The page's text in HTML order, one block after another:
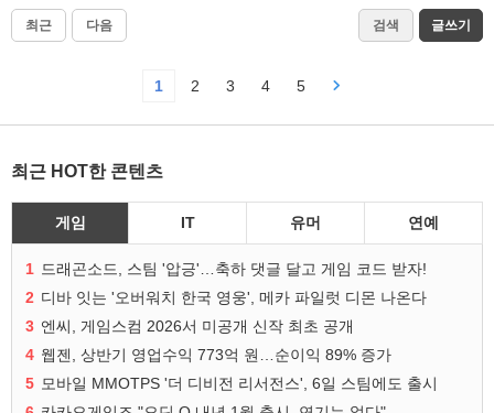
최근 다음 검색 글쓰기
1 2 3 4 5
최근 HOT한 콘텐츠
게임 IT 유머 연예
1 드래곤소드, 스팀 '압긍'…축하 댓글 달고 게임 코드 받자!
2 디바 잇는 '오버워치 한국 영웅', 메카 파일럿 디몬 나온다
3 엔씨, 게임스컴 2026서 미공개 신작 최초 공개
4 웹젠, 상반기 영업수익 773억 원…순이익 89% 증가
5 모바일 MMOTPS '더 디비전 리서전스', 6일 스팀에도 출시